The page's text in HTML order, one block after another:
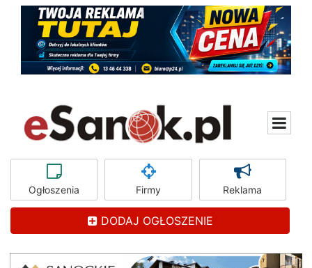
Ogłoszenia Firmy Reklama
DODAJ OGŁOSZENIE